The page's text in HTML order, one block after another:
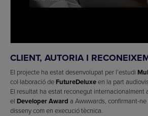
CLIENT, AUTORIA I
El projecte ha estat desenvolupat per l’estudi
col·laboració de FutureDeluxeen la part
El resultat ha estat reconegut internacionalment
el Developer Award a Awwwards, confirmant-ne
disseny com en execució tècnica.